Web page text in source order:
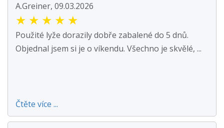
A.Greiner, 09.03.2026
★ ★ ★ ★ ★
Použité lyže dorazily dobře zabalené do 5 dnů.
Objednal jsem si je o víkendu. Všechno je skvělé, ...
Čtěte více ...